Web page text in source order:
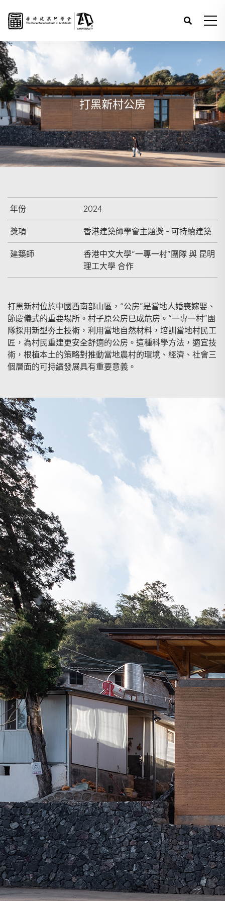
打黑新村公房
年份 2024
獎項 香港建築師學會主題獎 - 可持續建築
建築師
香港中文大學“一專一村”團隊 與 昆明
理工大學 合作
打黑新村位於中國西南部山區，“公房”是當地人婚喪嫁娶、
節慶儀式的重要場所。村子原公房已成危房。“一專一村”團
隊採用新型夯土技術，利用當地自然材料，培訓當地村民工
匠，為村民重建更安全舒適的公房。這種科學方法，適宜技
術，根植本土的策略對推動當地農村的環境、經濟、社會三
個層面的可持續發展具有重要意義。